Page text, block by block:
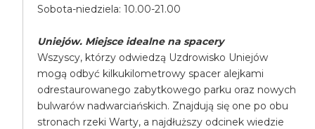
Sobota-niedziela: 10.00-21.00
Uniejów. Miejsce idealne na spacery
Wszyscy, którzy odwiedzą Uzdrowisko Uniejów
mogą odbyć kilkukilometrowy spacer alejkami
odrestaurowanego zabytkowego parku oraz nowych
bulwarów nadwarciańskich. Znajdują się one po obu
stronach rzeki Warty, a najdłuższy odcinek wiedzie